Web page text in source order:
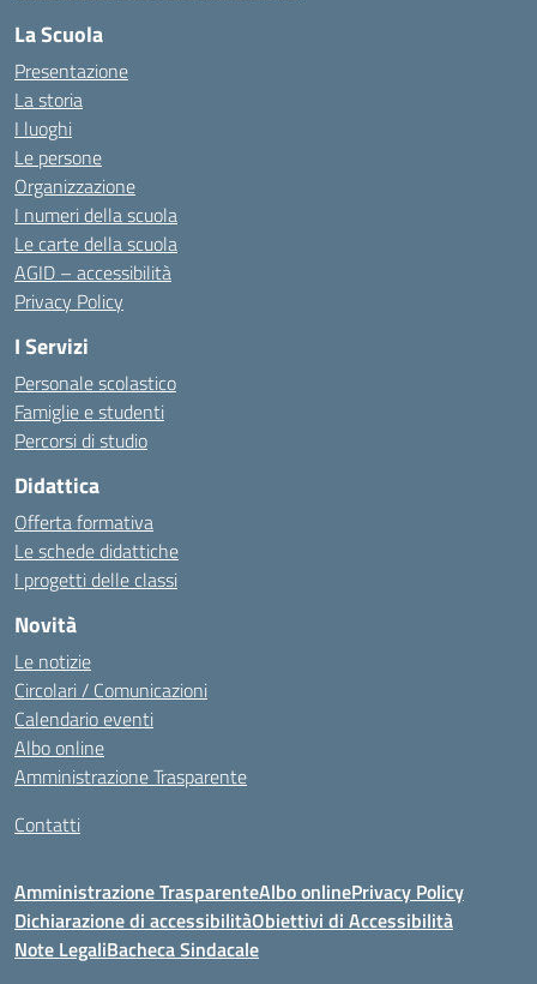
La Scuola
Presentazione
La storia
I luoghi
Le persone
Organizzazione
I numeri della scuola
Le carte della scuola
AGID – accessibilità
Privacy Policy
I Servizi
Personale scolastico
Famiglie e studenti
Percorsi di studio
Didattica
Offerta formativa
Le schede didattiche
I progetti delle classi
Novità
Le notizie
Circolari / Comunicazioni
Calendario eventi
Albo online
Amministrazione Trasparente
Contatti
Amministrazione TrasparenteAlbo onlinePrivacy Policy
Dichiarazione di accessibilitàObiettivi di Accessibilità
Note LegaliBacheca Sindacale